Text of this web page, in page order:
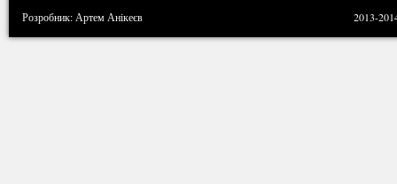
Розробник: Артем Анікеєв 2013-